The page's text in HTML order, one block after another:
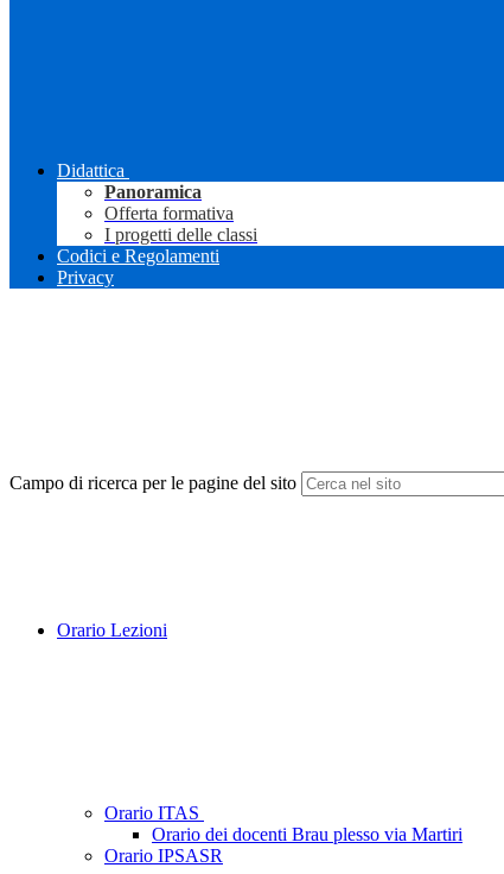
Didattica
Panoramica
Offerta formativa
I progetti delle classi
Codici e Regolamenti
Privacy
Campo di ricerca per le pagine del sito
Orario Lezioni
Orario ITAS
Orario dei docenti Brau plesso via Martiri
Orario IPSASR